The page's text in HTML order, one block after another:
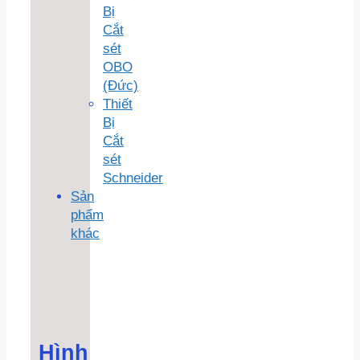
Bị
Cắt
sét
OBO
(Đức)
Thiết
Bị
Cắt
sét
Schneider
Sản
phẩm
khác
Hình